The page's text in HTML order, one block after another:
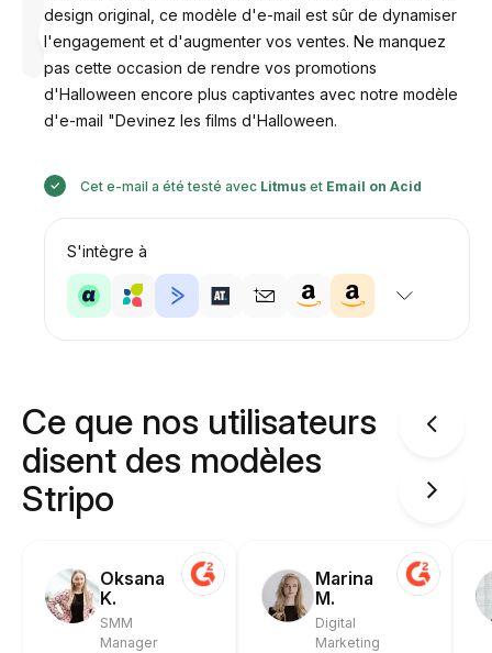
Conçu par
Anastasiia
design original, ce modèle d'e-mail est sûr de dynamiser
l'engagement et d'augmenter vos ventes. Ne manquez
pas cette occasion de rendre vos promotions
d'Halloween encore plus captivantes avec notre modèle
d'e-mail "Devinez les films d'Halloween.
Cet e-mail a été testé avec Litmus et Email on Acid
S'intègre à
Ce que nos utilisateurs
disent des modèles
Stripo
Oksana
K.
SMM
Manager
Marina
M.
Digital
Marketing